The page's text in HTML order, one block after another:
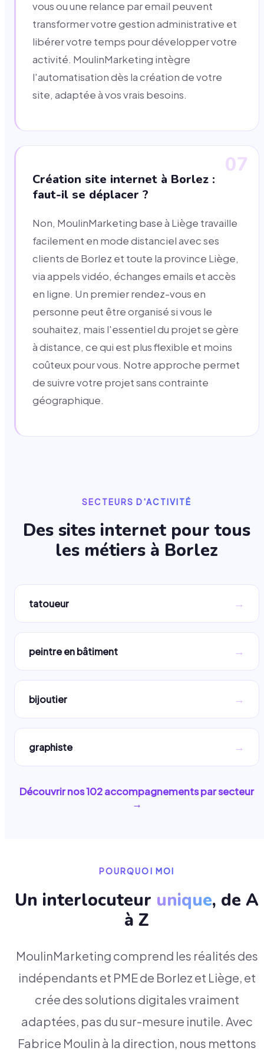
vous ou une relance par email peuvent
transformer votre gestion administrative et
libérer votre temps pour développer votre
activité. MoulinMarketing intègre
l'automatisation dès la création de votre
site, adaptée à vos vrais besoins.
07
Création site internet à Borlez :
faut-il se déplacer ?
Non, MoulinMarketing base à Liège travaille
facilement en mode distanciel avec ses
clients de Borlez et toute la province Liège,
via appels vidéo, échanges emails et accès
en ligne. Un premier rendez-vous en
personne peut être organisé si vous le
souhaitez, mais l'essentiel du projet se gère
à distance, ce qui est plus flexible et moins
coûteux pour vous. Notre approche permet
de suivre votre projet sans contrainte
géographique.
SECTEURS D'ACTIVITÉ
Des sites internet pour tous
les métiers à Borlez
tatoueur →
peintre en bâtiment →
bijoutier →
graphiste →
Découvrir nos102accompagnements par secteur
→
POURQUOI MOI
Un interlocuteur unique, de A
à Z
MoulinMarketing comprend les réalités des
indépendants et PME de Borlez et Liège, et
crée des solutions digitales vraiment
adaptées, pas du sur-mesure inutile. Avec
Fabrice Moulin à la direction, nous mettons